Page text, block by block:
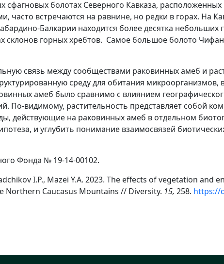
болотах Северного Кавказа, расположенных
встречаются на равнине, но редки в горах. На
Балкарии находится более десятка
склонов горных хребтов. Самое большое болото
связь между сообществами раковинных амеб и
среду для обитания микроорганизмов,
амеб было сравнимо с влиянием
По-видимому, растительность представляет собой
действующие на раковинных амеб в отдельном
и углубить понимание взаимосвязей
Фонда № 19-14-00102.
I.P., Mazei Y.A. 2023. The effects of vegetation and
Northern Caucasus Mountains // Diversity. 15, 258. https://